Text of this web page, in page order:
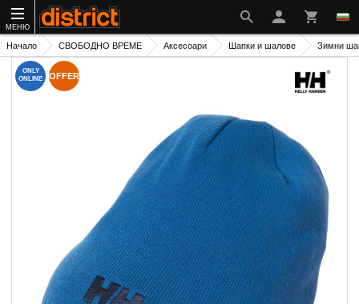
МЕНЮ
Начало СВОБОДНО ВРЕМЕ Аксесоари Шапки и шалове Зимни
ONLY
ONLINE
OFFER